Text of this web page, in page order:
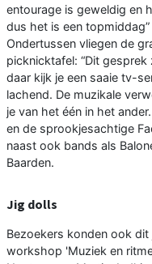
entourage is geweldig en
dus het is een
Ondertussen vliegen de
picknicktafel: “Dit
daar kijk je een saaie tv-
lachend. De muzikale
je van het één in het
en de sprookjesachtige
naast ook bands als
Baarden.
Jig dolls
Bezoekers konden ook dit
workshop 'Muziek en